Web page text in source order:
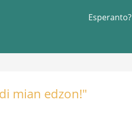
Esperanto?
mian edzon!"